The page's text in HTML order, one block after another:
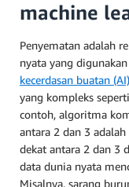
machine
Penyematan adalah
nyata yang
kecerdasan buatan (AI)
yang kompleks
contoh, algoritma
antara 2 dan 3
dekat antara 2 dan 3
data dunia nyata
Misalnya, sarang